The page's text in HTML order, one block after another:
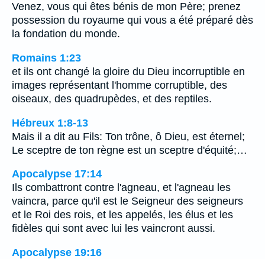
Venez, vous qui êtes bénis de mon Père; prenez
possession du royaume qui vous a été préparé dès
la fondation du monde.
Romains 1:23
et ils ont changé la gloire du Dieu incorruptible en
images représentant l'homme corruptible, des
oiseaux, des quadrupèdes, et des reptiles.
Hébreux 1:8-13
Mais il a dit au Fils: Ton trône, ô Dieu, est éternel;
Le sceptre de ton règne est un sceptre d'équité;…
Apocalypse 17:14
Ils combattront contre l'agneau, et l'agneau les
vaincra, parce qu'il est le Seigneur des seigneurs
et le Roi des rois, et les appelés, les élus et les
fidèles qui sont avec lui les vaincront aussi.
Apocalypse 19:16